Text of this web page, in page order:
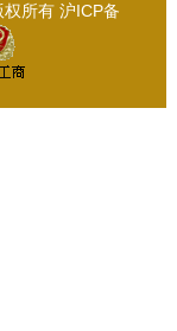
权所有 沪ICP备